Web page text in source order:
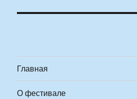
Главная
О фестивале